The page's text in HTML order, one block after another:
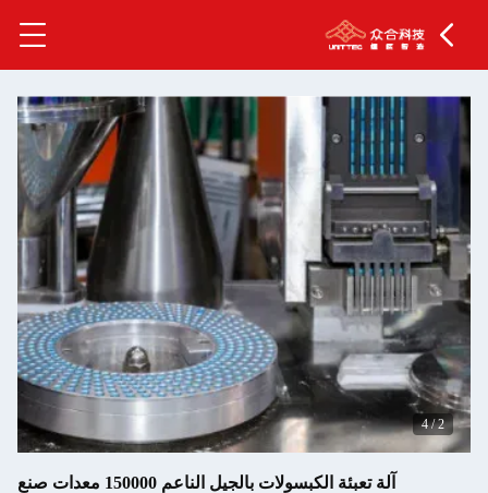
2
/
4
آلة تعبئة الكبسولات بالجيل الناعم 150000 معدات صنع